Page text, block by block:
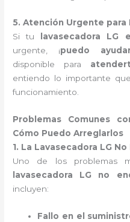
5. Atención Urgente para
Si tu
lavasecadora LG
urgente, ¡puedo
disponible para
entiendo lo importante
funcionamiento.
Problemas Comunes
Cómo Puedo Arreglarlos
1. La Lavasecadora LG
Uno de los problemas
lavasecadora LG no
incluyen:
Fallo en el